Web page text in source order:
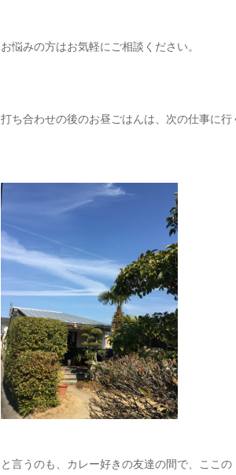
お悩みの方はお気軽にご相談ください。
打ち合わせの後のお昼ごはんは、次の仕事に行
と言うのも、カレー好きの友達の間で、ここ